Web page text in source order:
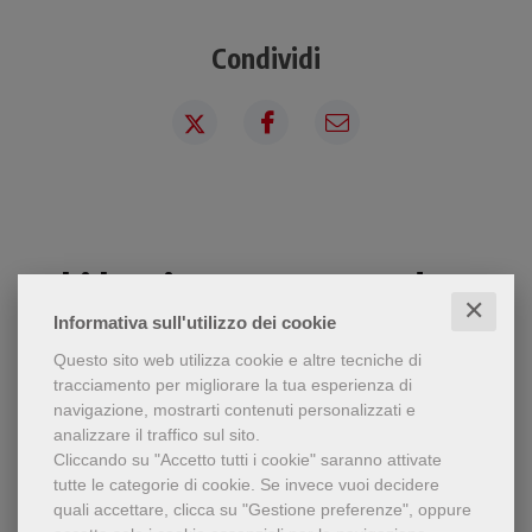
Informativa sull'utilizzo dei cookie ✕
Questo sito web utilizza cookie e altre tecniche di
tracciamento per migliorare la tua esperienza di
navigazione, mostrarti contenuti personalizzati e
analizzare il traffico sul sito.
Cliccando su "Accetto tutti i cookie" saranno attivate
tutte le categorie di cookie. Se invece vuoi decidere
quali accettare, clicca su "Gestione preferenze", oppure
Condividi
Chi ha visto questo prodotto
ha visto anche...